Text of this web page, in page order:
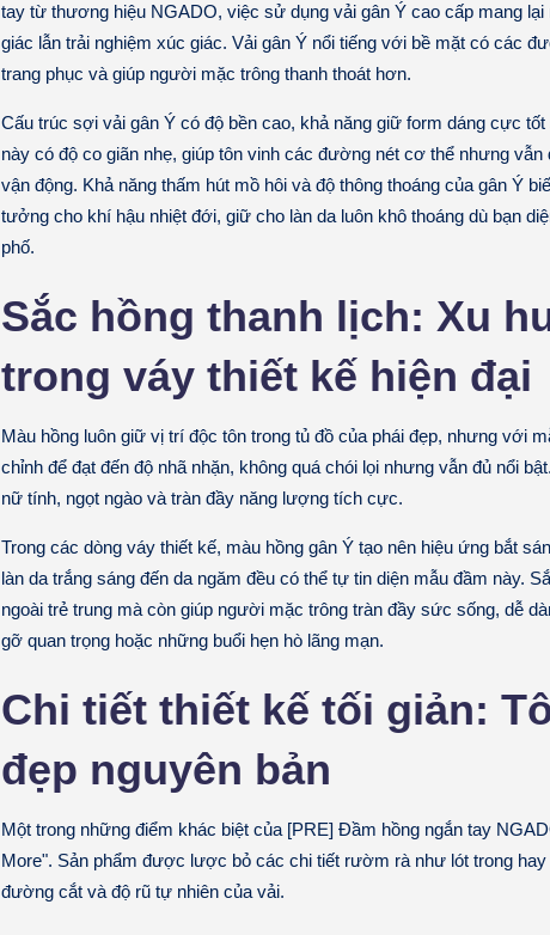
tay từ thương hiệu NGADO, việc sử dụng vải gân Ý cao cấp mang
giác lẫn trải nghiệm xúc giác. Vải gân Ý nổi tiếng với bề mặt có các
trang phục và giúp người mặc trông thanh thoát hơn.
Cấu trúc sợi vải gân Ý có độ bền cao, khả năng giữ form dáng cực
này có độ co giãn nhẹ, giúp tôn vinh các đường nét cơ thể nhưng
vận động. Khả năng thấm hút mồ hôi và độ thông thoáng của gân Ý
tưởng cho khí hậu nhiệt đới, giữ cho làn da luôn khô thoáng dù bạn
phố.
Sắc hồng thanh lịch: Xu
trong váy thiết kế hiện đại
Màu hồng luôn giữ vị trí độc tôn trong tủ đồ của phái đẹp, nhưng với
chỉnh để đạt đến độ nhã nhặn, không quá chói lọi nhưng vẫn đủ nổi
nữ tính, ngọt ngào và tràn đầy năng lượng tích cực.
Trong các dòng váy thiết kế, màu hồng gân Ý tạo nên hiệu ứng bắt
làn da trắng sáng đến da ngăm đều có thể tự tin diện mẫu đầm này.
ngoài trẻ trung mà còn giúp người mặc trông tràn đầy sức sống, dễ
gỡ quan trọng hoặc những buổi hẹn hò lãng mạn.
Chi tiết thiết kế tối giản:
đẹp nguyên bản
Một trong những điểm khác biệt của [PRE] Đầm hồng ngắn tay
More". Sản phẩm được lược bỏ các chi tiết rườm rà như lót trong
đường cắt và độ rũ tự nhiên của vải.